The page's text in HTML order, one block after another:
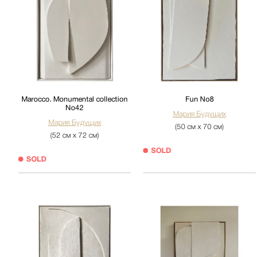
Marocco. Monumental collection
No42
Мария Будущих
(52 см х 72 см)
SOLD
Fun No8
Мария Будущих
(50 см х 70 см)
SOLD